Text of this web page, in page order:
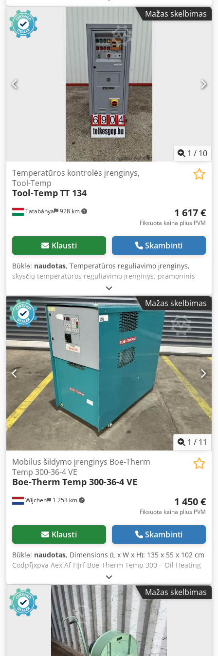
Modelis: ZM Pagaminimo metai: 2010 2. Dujinis degiklis
WEISHAUPT G50/1-B - 4000kW, su dujų trasa DUNGS DN65
Credpfx Afjwg Hkce Hjf Galia: 550-4000kW Modelis: ZM-NR
Pagaminimo metai: 2004
Mažas skelbimas
1 / 10
Tatabánya 928 km
Temperatūros kontrolės įrenginys,
Tool-Temp
Tool-TempTT 134
1 617 €
Fiksuota kaina plius PVM
Klausti Skambinti
Būklė: naudotas, Temperatūros reguliavimo įrenginys,
skysčių temperatūros reguliavimo įrenginys, pramoninis
temperatūros reguliavimo įrenginys, termolatorius, Tool-
Temp TT134, naudota įranga Gamintojas: Tool-Temp Tipas:
TT 134 Bendri matmenys: 390 x 1030 x 1070 mm Metai:
2012 Savybės: - Savikontrolės sistema (mikroprocesorius) -
Automatinė išleidimo sistema - Temperatūros stebėjimas ir
indikacija - Automatinis vandens papildymas - Nuotolinis ir
vidinis temperatūros valdymas - Automatinis oro
išleidimas - Darbo terpė – vanduo ir alyva Crjdpfxox Emd Tj
Af Hof Maks. temperatūra: 140 °C | 18–24 kW Aušinimas:
50 000 kcal/val. Didžiausias siurblio slėgis: 4 bar | 100
l/min
Mažas skelbimas
1 / 11
Wijchen 1 253 km
Mobilus šildymo įrenginys Boe-Therm
Temp 300-36-4 VE
Boe-Therm Temp 300-36-4 VE
1 450 €
Fiksuota kaina plius PVM
Klausti Skambinti
Būklė: naudotas, Dimensions (L x W x H): 135 x 55 x 102 cm
Codpfjxpva Aex Af Hjrf Boe-Therm Temp 300 – Oil Heating
Unit Serial number: 83054 Type: Temp 300-36-4 VE General
Data - Medium: Thermal oil - Oil volume: 98 litres - Max.
temperature: 300 °C - Heating capacity (kW): 36 kW -
Voltage: 3 x 400 V / 24 V - Frequency: 50 Hz - Power
consumption: approx. 54.8 A - Control system: Electronic
control panel with digital display and control buttons -
Safety features: Overtemperature, oil level and pressure
monitoring Applications - Temperature control in the
Mažas skelbimas